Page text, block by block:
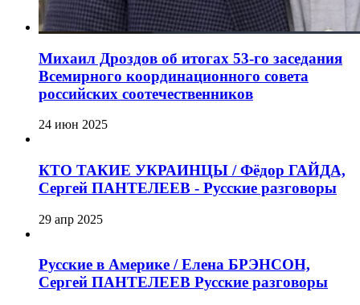
Михаил Дроздов об итогах 53-го заседания
Всемирного координационного совета
российских соотечественников
24 июн 2025
КТО ТАКИЕ УКРАИНЦЫ / Фёдор ГАЙДА,
Сергей ПАНТЕЛЕЕВ - Русские разговоры
29 апр 2025
Русские в Америке / Елена БРЭНСОН,
Сергей ПАНТЕЛЕЕВ Русские разговоры